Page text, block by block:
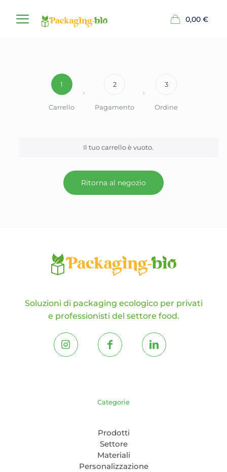
0,00 €
1
Carrello
2
Pagamento
3
Ordine
Il tuo carrello è vuoto.
Ritorna al negozio
Soluzioni di packaging ecologico per privati
e professionisti del settore food.
Categorie
Prodotti
Settore
Materiali
Personalizzazione